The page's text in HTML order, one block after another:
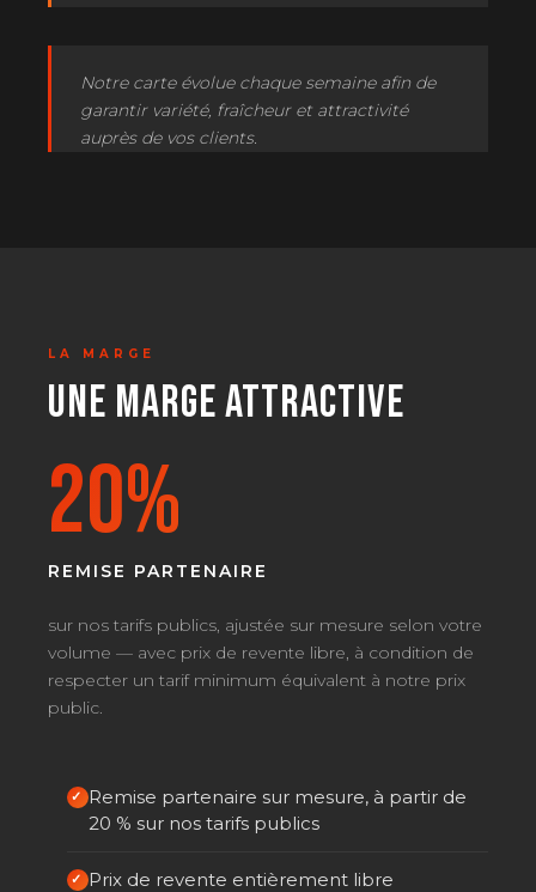
Notre carte évolue chaque semaine afin de
garantir variété, fraîcheur et attractivité
auprès de vos clients.
LA MARGE
UNE MARGE ATTRACTIVE
20%
REMISE PARTENAIRE
sur nos tarifs publics, ajustée sur mesure selon votre
volume — avec prix de revente libre, à condition de
respecter un tarif minimum équivalent à notre prix
public.
Remise partenaire sur mesure, à partir de
20 % sur nos tarifs publics
Prix de revente entièrement libre